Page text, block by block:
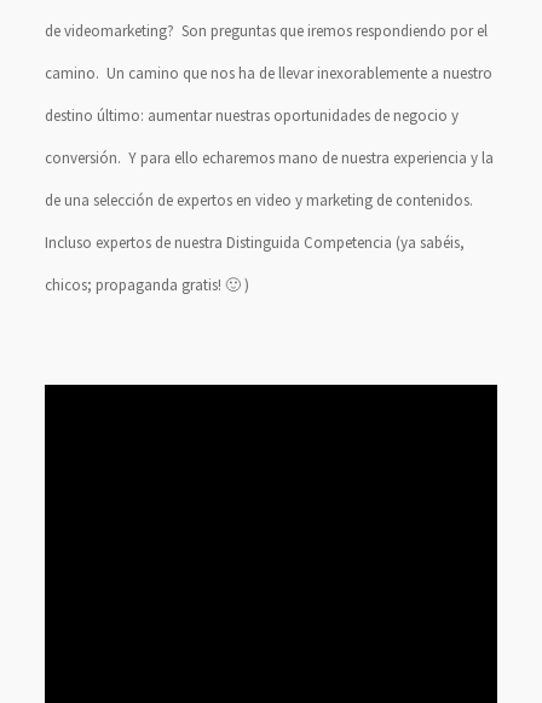
de videomarketing? Son preguntas que iremos respondiendo por el
camino. Un camino que nos ha de llevar inexorablemente a nuestro
destino último: aumentar nuestras oportunidades de negocio y
conversión. Y para ello echaremos mano de nuestra experiencia y la
de una selección de expertos en video y marketing de contenidos.
Incluso expertos de nuestra Distinguida Competencia (ya sabéis,
chicos; propaganda gratis! 🙂 )